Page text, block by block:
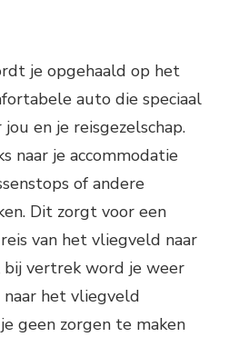
je opgehaald op het
auto die speciaal
en je reisgezelschap.
naar je accommodatie
of andere
Dit zorgt voor een
van het vliegveld naar
bij vertrek word je weer
het vliegveld
geen zorgen te maken